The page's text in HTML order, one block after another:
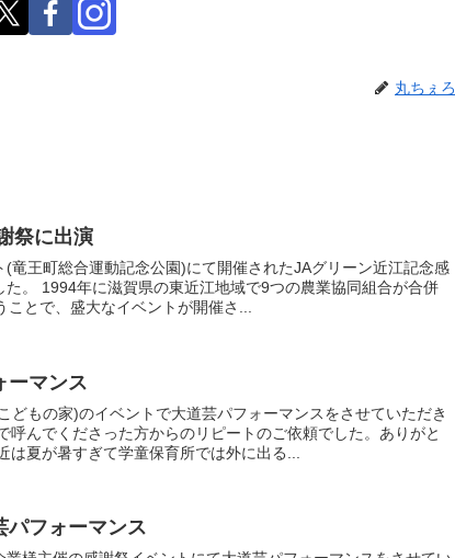
丸ちぇろ
祭に出演
竜王町総合運動記念公園)にて開催されたJAグリーン近江記念感
。 1994年に滋賀県の東近江地域で9つの農業協同組合が合併
とで、盛大なイベントが開催さ...
ーマンス
どもの家)のイベントで大道芸パフォーマンスをさせていただき
呼んでくださった方からのリピートのご依頼でした。ありがと
夏が暑すぎて学童保育所では外に出る...
パフォーマンス